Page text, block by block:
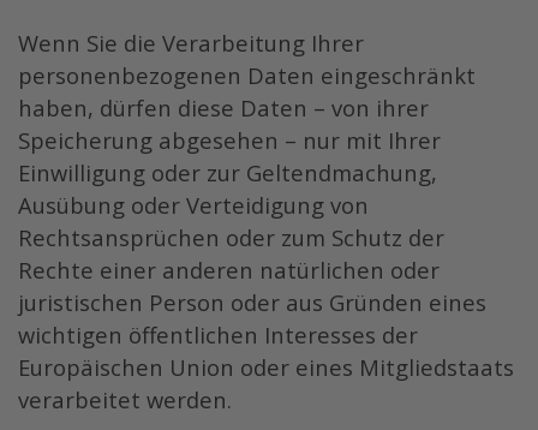
Wenn Sie die Verarbeitung Ihrer
personenbezogenen Daten eingeschränkt
haben, dürfen diese Daten – von ihrer
Speicherung abgesehen – nur mit Ihrer
Einwilligung oder zur Geltendmachung,
Ausübung oder Verteidigung von
Rechtsansprüchen oder zum Schutz der
Rechte einer anderen natürlichen oder
juristischen Person oder aus Gründen eines
wichtigen öffentlichen Interesses der
Europäischen Union oder eines Mitgliedstaats
verarbeitet werden.